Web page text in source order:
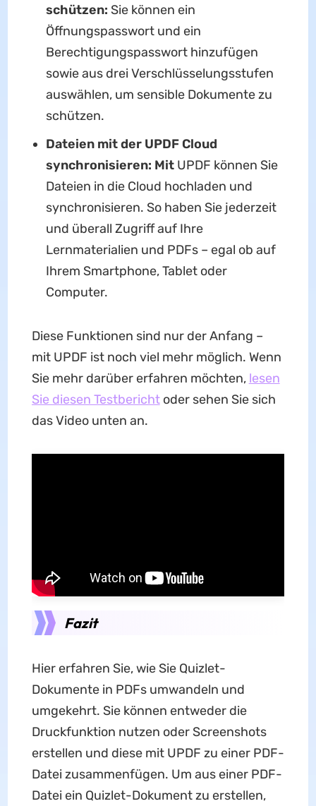
schützen: Sie können ein
Öffnungspasswort und ein
Berechtigungspasswort hinzufügen
sowie aus drei Verschlüsselungsstufen
auswählen, um sensible Dokumente zu
schützen.
Dateien mit der UPDF Cloud
synchronisieren: MitUPDF können Sie
Dateien in die Cloud hochladen und
synchronisieren. So haben Sie jederzeit
und überall Zugriff auf Ihre
Lernmaterialien und PDFs – egal ob auf
Ihrem Smartphone, Tablet oder
Computer.
Diese Funktionen sind nur der Anfang –
mit UPDF ist noch viel mehr möglich. Wenn
Sie mehr darüber erfahren möchten, lesen
Sie diesen Testberichtoder sehen Sie sich
das Video unten an.
Fazit
Hier erfahren Sie, wie Sie Quizlet-
Dokumente in PDFs umwandeln und
umgekehrt. Sie können entweder die
Druckfunktion nutzen oder Screenshots
erstellen und diese mit UPDF zu einer PDF-
Datei zusammenfügen. Um aus einer PDF-
Datei ein Quizlet-Dokument zu erstellen,